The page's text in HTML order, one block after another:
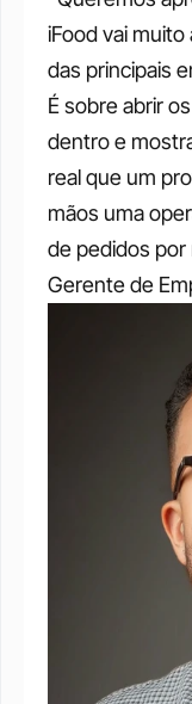
iFood vai
das principais
É sobre abrir
dentro e
real que um
mãos uma
de pedidos por
Gerente de